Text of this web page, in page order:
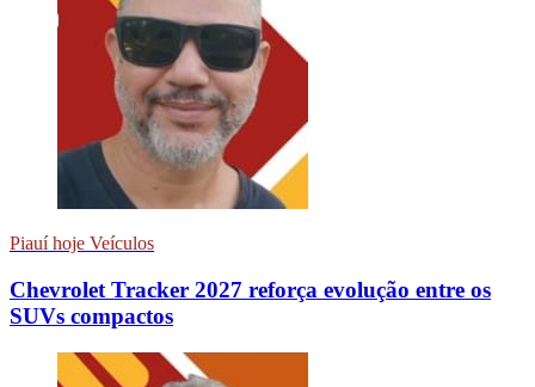
Piauí hoje Veículos
Chevrolet Tracker 2027 reforça evolução entre os
SUVs compactos